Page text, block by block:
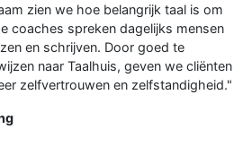
zien we hoe belangrijk taal is om
coaches spreken dagelijks mensen
en schrijven. Door goed te
naar Taalhuis, geven we cliënten
zelfvertrouwen en zelfstandigheid."